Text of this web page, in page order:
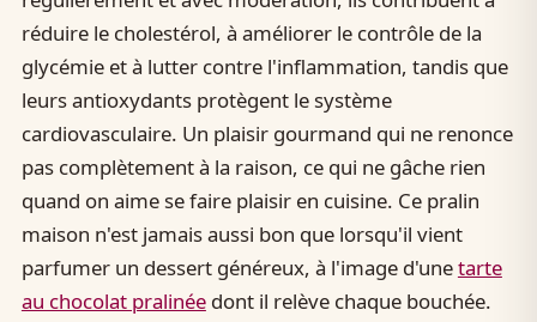
réduire le cholestérol, à améliorer le contrôle de la
glycémie et à lutter contre l'inflammation, tandis que
leurs antioxydants protègent le système
cardiovasculaire. Un plaisir gourmand qui ne renonce
pas complètement à la raison, ce qui ne gâche rien
quand on aime se faire plaisir en cuisine. Ce pralin
maison n'est jamais aussi bon que lorsqu'il vient
parfumer un dessert généreux, à l'image d'unetarte
au chocolat pralinéedont il relève chaque bouchée.